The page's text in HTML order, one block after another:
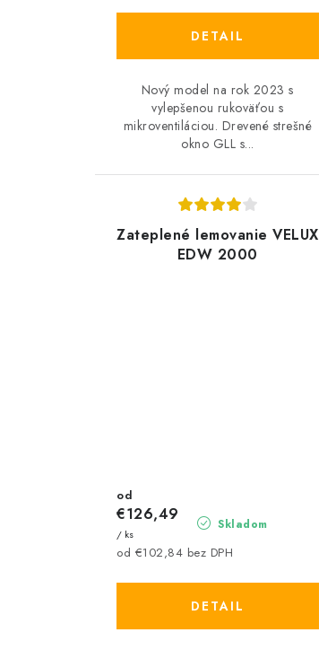
DETAIL
Nový model na rok 2023 s
vylepšenou rukoväťou s
mikroventiláciou. Drevené strešné
okno GLL s...
Zateplené lemovanie VELUX
EDW 2000
Skladom
od €102,84 bez DPH
od
€126,49
/ ks
DETAIL